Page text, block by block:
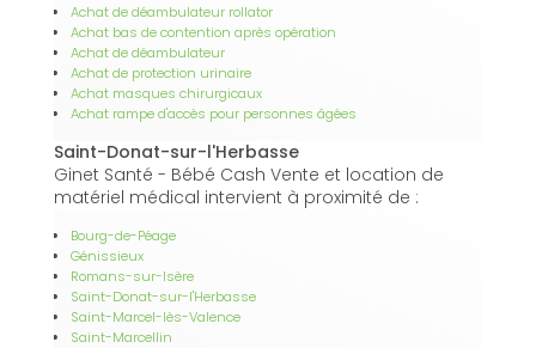
Achat de déambulateur rollator
Achat bas de contention après opération
Achat de déambulateur
Achat de protection urinaire
Achat masques chirurgicaux
Achat rampe d'accès pour personnes âgées
Saint-Donat-sur-l'Herbasse
Ginet Santé - Bébé Cash Vente et location de
matériel médical intervient à proximité de :
Bourg-de-Péage
Génissieux
Romans-sur-Isère
Saint-Donat-sur-l'Herbasse
Saint-Marcel-lès-Valence
Saint-Marcellin